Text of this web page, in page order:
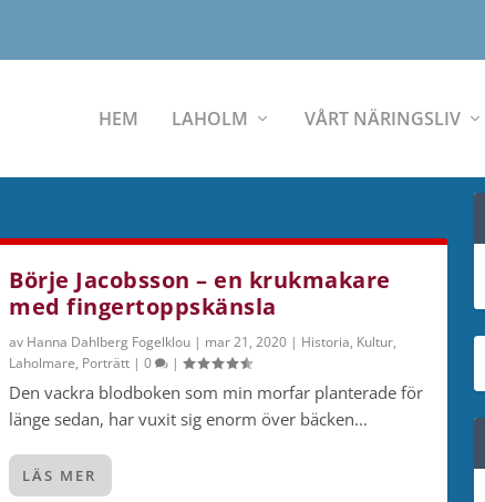
HEM LAHOLM VÅRT NÄRINGSLIV
Börje Jacobsson – en krukmakare
med fingertoppskänsla
av Hanna Dahlberg Fogelklou | mar 21, 2020 | Historia, Kultur,
Laholmare, Porträtt |0 |
Den vackra blodboken som min morfar planterade för
länge sedan, har vuxit sig enorm över bäcken...
LÄS MER